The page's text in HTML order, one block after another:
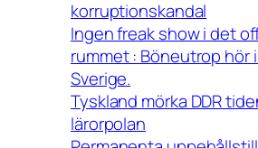
korruptionskandal
Ingen freak show i det
rummet : Böneutrop hör
Sverige.
Tyskland mörka DDR
lärorpolan